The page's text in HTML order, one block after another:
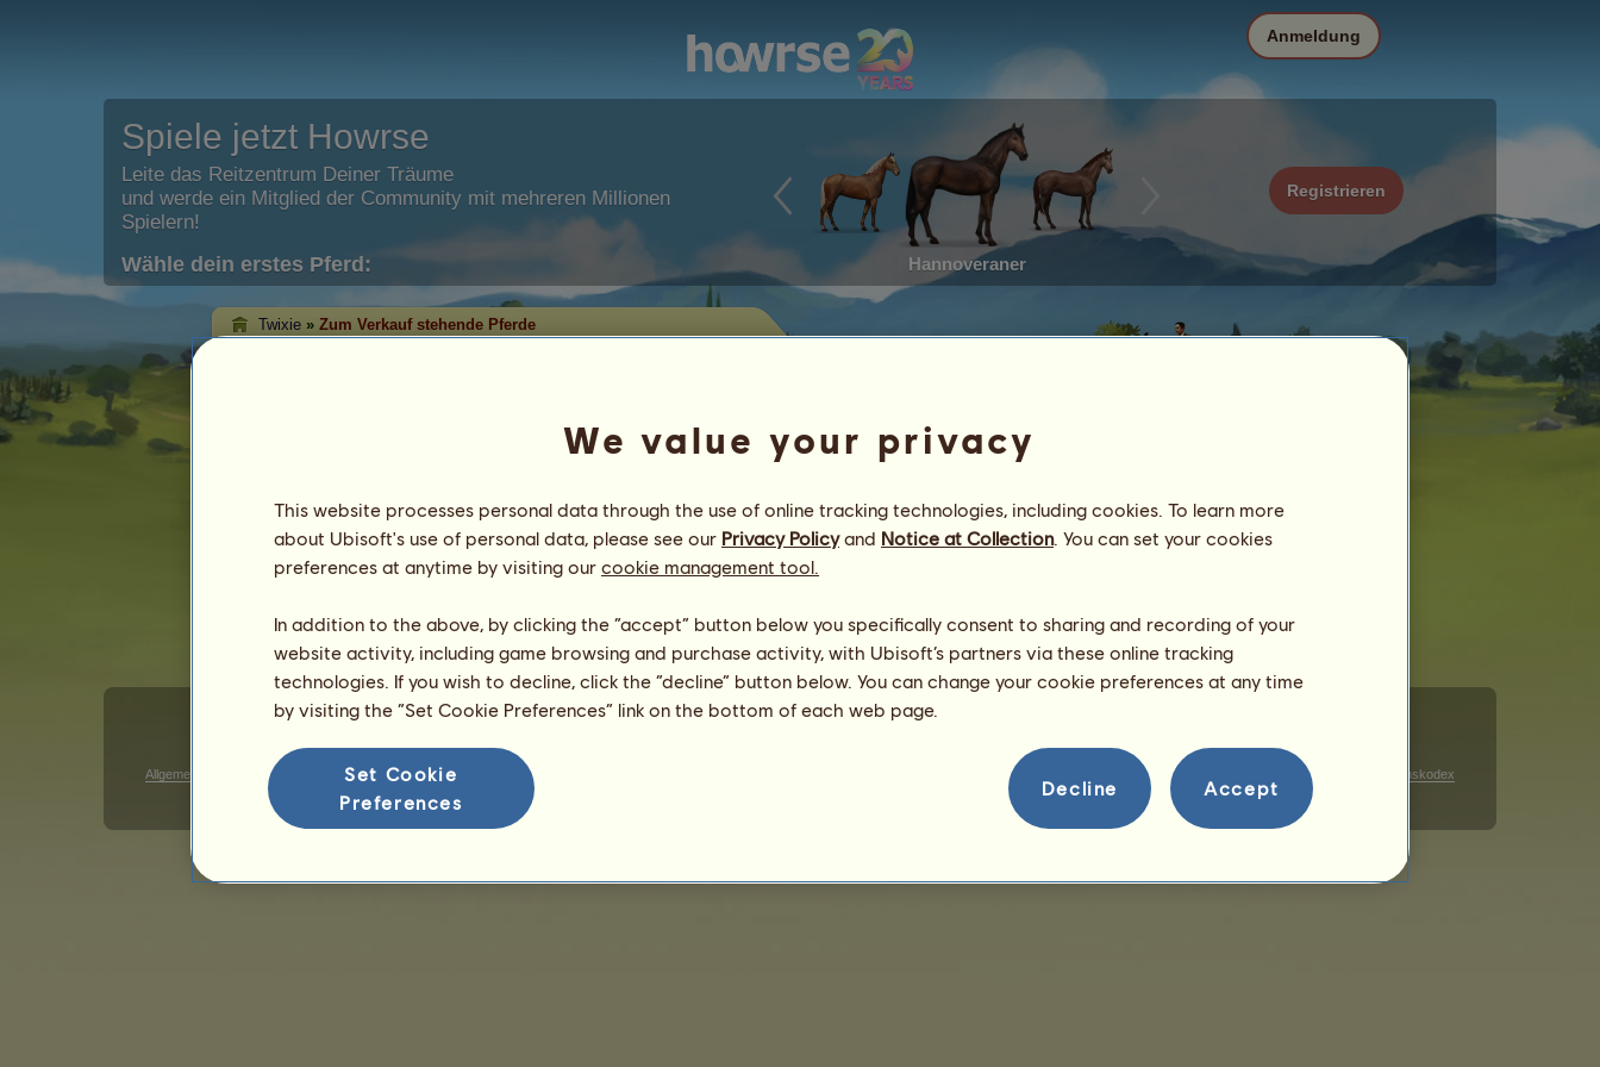
Spiele jetzt Howrse
Leite das Reitzentrum Deiner Träume
und werde ein Mitglied der Community mit mehreren Millionen
Spielern!
Wähle dein erstes Pferd: Hannoveraner
Registrieren
Anmeldung
Twixie » Zum Verkauf stehende Pferde
Pferd Eigenschaften
Leistungen
Fähigkeiten /Gene
Objekte Datum Preis
Keine Verkäufe vorhanden
Allgemeine Geschäftsbedingungen Datenschutzerklärung Geschäftsbedingungen Verwaltung von Cookies Datenschutzhinweise zur Werbung Verhaltenskodex
We value your privacy
This website processes personal data through the use of online tracking technologies, including cookies. To learn more
about Ubisoft's use of personal data, please see our Privacy Policyand Notice at Collection. You can set your cookies
preferences at anytime by visiting our cookie management tool.
In addition to the above, by clicking the “accept” button below you specifically consent to sharing and recording of your
website activity, including game browsing and purchase activity, with Ubisoft’s partners via these online tracking
technologies. If you wish to decline, click the “decline” button below. You can change your cookie preferences at any time
by visiting the “Set Cookie Preferences” link on the bottom of each web page.
Set Cookie
Preferences
Decline Accept